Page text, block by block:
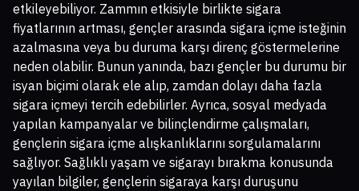
etkileyebiliyor. Zammın etkisiyle birlikte sigara
fiyatlarının artması, gençler arasında sigara içme isteğinin
azalmasına veya bu duruma karşı direnç göstermelerine
neden olabilir. Bunun yanında, bazı gençler bu durumu bir
isyan biçimi olarak ele alıp, zamdan dolayı daha fazla
sigara içmeyi tercih edebilirler. Ayrıca, sosyal medyada
yapılan kampanyalar ve bilinçlendirme çalışmaları,
gençlerin sigara içme alışkanlıklarını sorgulamalarını
sağlıyor. Sağlıklı yaşam ve sigarayı bırakma konusunda
yayılan bilgiler, gençlerin sigaraya karşı duruşunu